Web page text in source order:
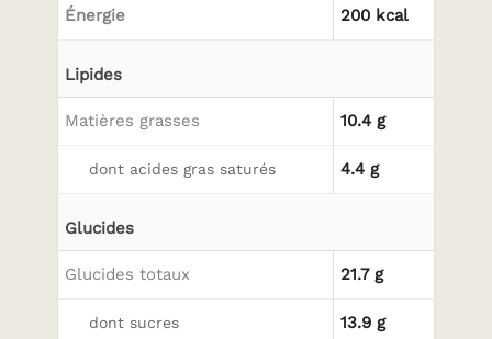
Énergie 200 kcal
Lipides
Matières grasses 10.4 g
dont acides gras saturés 4.4 g
Glucides
Glucides totaux 21.7 g
dont sucres 13.9 g